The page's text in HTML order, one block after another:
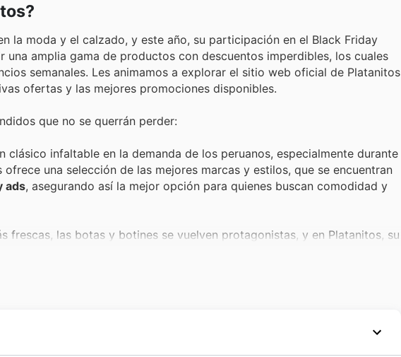
la moda y el calzado, y este año, su participación en el Black Friday
amplia gama de productos con descuentos imperdibles, los cuales
semanales. Les animamos a explorar el sitio web oficial de Platanitos
ofertas y las mejores promociones disponibles.
que no se querrán perder:
clásico infaltable en la demanda de los peruanos, especialmente durante
una selección de las mejores marcas y estilos, que se encuentran
ads, asegurando así la mejor opción para quienes buscan comodidad y
frescas, las botas y botines se vuelven protagonistas, y en Platanitos, su
y confort en el día a día, las sandalias y mocasines son la elección
adquirirlos a precios reducidos.